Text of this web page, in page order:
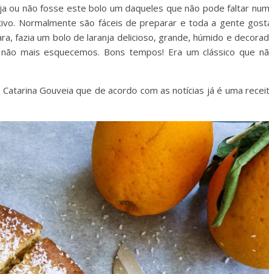
ou não fosse este bolo um daqueles que não pode faltar
Normalmente são fáceis de preparar e toda a gente
fazia um bolo de laranja delicioso, grande, húmido e
mais esquecemos. Bons tempos! Era um clássico que
Gouveia que de acordo com as notícias já é uma